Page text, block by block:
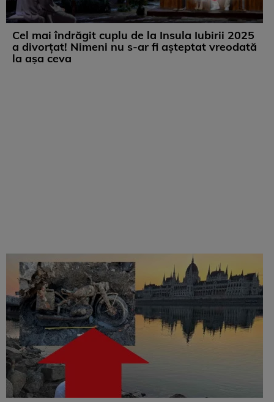
Cel mai îndrăgit cuplu de la Insula Iubirii 2025
a divorțat! Nimeni nu s-ar fi așteptat vreodată
la așa ceva